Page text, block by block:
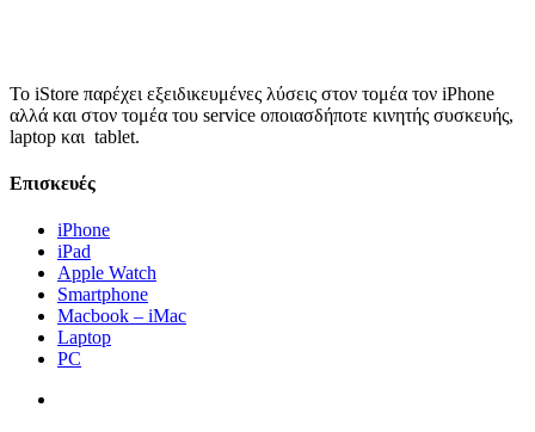
Το iStore παρέχει εξειδικευμένες λύσεις στον τομέα τον iPhone
αλλά και στον τομέα του service οποιασδήποτε κινητής συσκευής,
laptop και tablet.
Επισκευές
iPhone
iPad
Apple Watch
Smartphone
Macbook – iMac
Laptop
PC